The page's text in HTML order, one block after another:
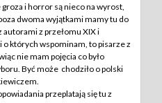
i horror są nieco na wyrost,
dwoma wyjątkami mamy tu do
autorami z przełomu XIX i
których wspominam, to pisarze z
nie mam pojęcia co było
Być może chodziło o polski
przeplatają się tu z